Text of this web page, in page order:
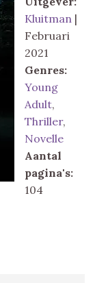
Kluitman |
Februari
2021
Genres:
Young
Adult,
Thriller,
Novelle
Aantal
pagina's:
104